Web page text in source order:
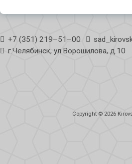
+7 (351) 219–51–00
г.Челябинск, ул.Ворошилова, д.10
Copyright © 2026